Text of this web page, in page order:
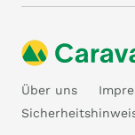
Über uns